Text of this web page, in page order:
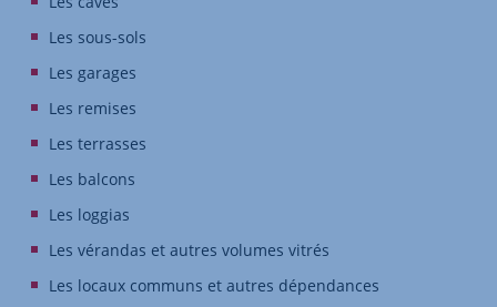
Les sous-sols
Les garages
Les remises
Les terrasses
Les balcons
Les loggias
Les vérandas et autres volumes vitrés
Les locaux communs et autres dépendances